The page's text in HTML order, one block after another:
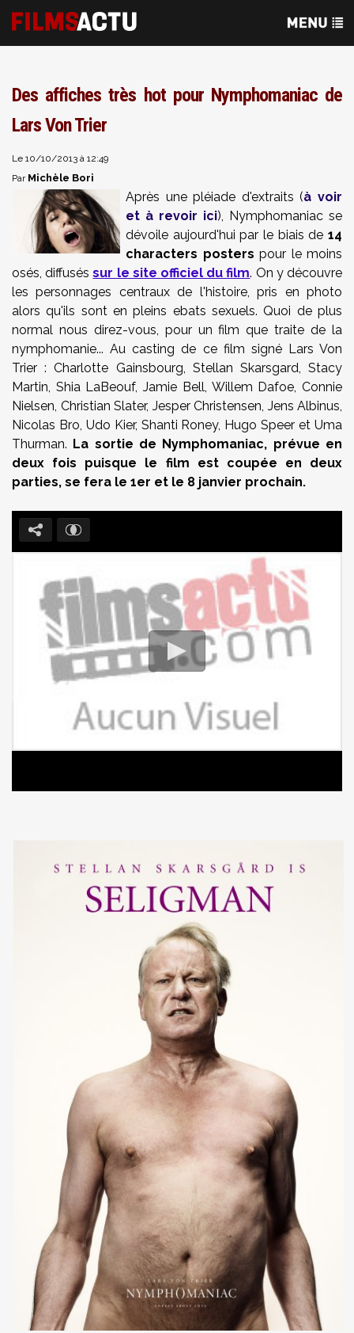
Des affiches très hot pour Nymphomaniac de
Lars Von Trier
Le 10/10/2013 à 12:49
Par Michèle Bori
Après une pléiade d'extraits (à voir
et à revoir ici), Nymphomaniac se
dévoile aujourd'hui par le biais de 14
characters posters pour le moins
osés, diffuséssur le site officiel du film. On y découvre
les personnages centraux de l'histoire, pris en photo
alors qu'ils sont en pleins ebats sexuels. Quoi de plus
normal nous direz-vous, pour un film que traite de la
nymphomanie... Au casting de ce film signé Lars Von
Trier : Charlotte Gainsbourg, Stellan Skarsgard, Stacy
Martin, Shia LaBeouf, Jamie Bell, Willem Dafoe, Connie
Nielsen, Christian Slater, Jesper Christensen, Jens Albinus,
Nicolas Bro, Udo Kier, Shanti Roney, Hugo Speer et Uma
Thurman. La sortie de Nymphomaniac, prévue en
deux fois puisque le film est coupée en deux
parties, se fera le 1er et le 8 janvier prochain.